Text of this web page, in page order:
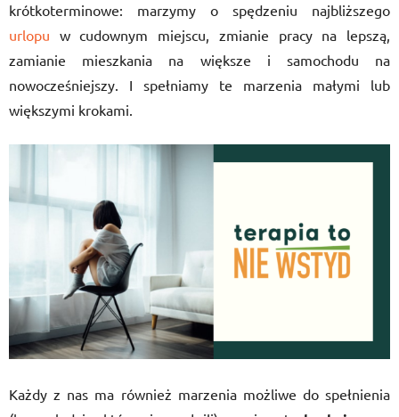
krótkoterminowe: marzymy o spędzeniu najbliższego
urlopu w cudownym miejscu, zmianie pracy na lepszą,
zamianie mieszkania na większe i samochodu na
nowocześniejszy. I spełniamy te marzenia małymi lub
większymi krokami.
Każdy z nas ma również marzenia możliwe do spełnienia